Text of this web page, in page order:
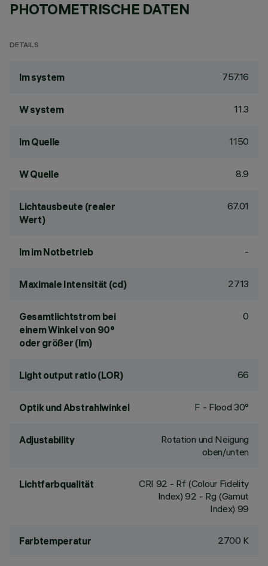
PHOTOMETRISCHE DATEN
DETAILS
lm system 757.16
W system 11.3
lm Quelle 1150
W Quelle 8.9
Lichtausbeute (realer
Wert)
67.01
lm im Notbetrieb -
Maximale Intensität (cd) 2713
Gesamtlichtstrom bei
einem Winkel von 90°
oder größer (lm)
0
Light output ratio (LOR) 66
Optik und Abstrahlwinkel F - Flood 30°
Adjustability
Rotation und Neigung
oben/unten
Lichtfarbqualität CRI 92 - Rf (Colour Fidelity
Index) 92 - Rg (Gamut
Index) 99
Farbtemperatur 2700 K